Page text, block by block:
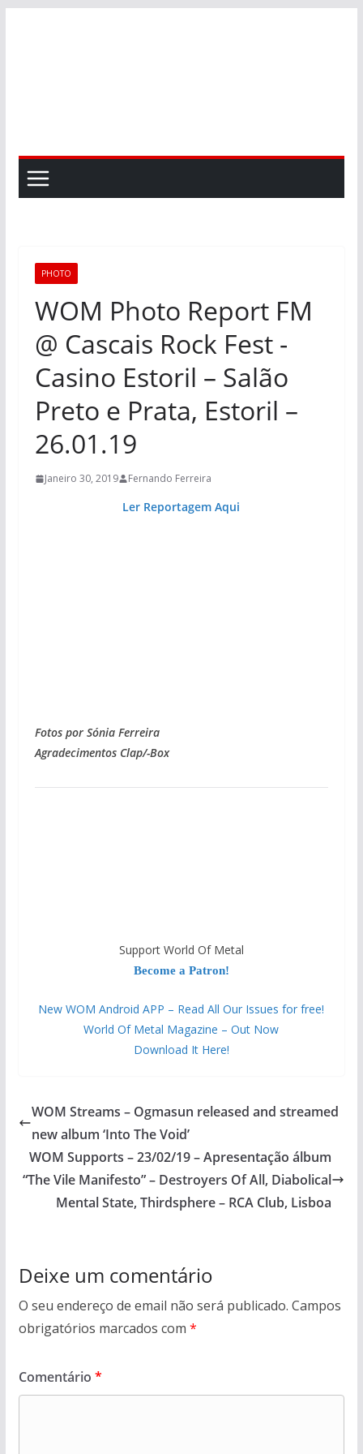
PHOTO
WOM Photo Report FM
@ Cascais Rock Fest -
Casino Estoril – Salão
Preto e Prata, Estoril –
26.01.19
Janeiro 30, 2019 Fernando Ferreira
Ler Reportagem Aqui
Fotos por Sónia Ferreira
Agradecimentos Clap/-Box
Support World Of Metal
Become a Patron!
New WOM Android APP – Read All Our Issues for free!
World Of Metal Magazine – Out Now
Download It Here!
WOM Streams – Ogmasun released and streamed
new album ‘Into The Void’
WOM Supports – 23/02/19 – Apresentação álbum
“The Vile Manifesto” – Destroyers Of All, Diabolical
Mental State, Thirdsphere – RCA Club, Lisboa
Deixe um comentário
O seu endereço de email não será publicado. Campos
obrigatórios marcados com *
Comentário *